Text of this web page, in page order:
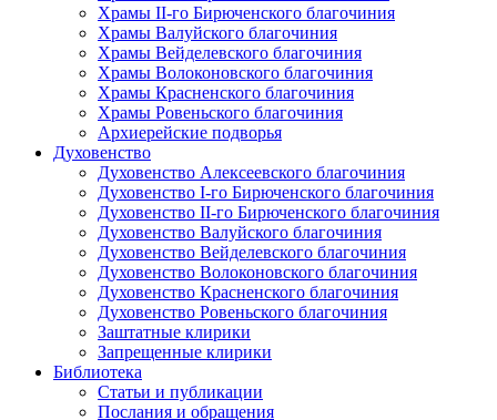
Храмы II-го Бирюченского благочиния
Храмы Валуйского благочиния
Храмы Вейделевского благочиния
Храмы Волоконовского благочиния
Храмы Красненского благочиния
Храмы Ровеньского благочиния
Архиерейские подворья
Духовенство
Духовенство Алексеевского благочиния
Духовенство I-го Бирюченского благочиния
Духовенство II-го Бирюченского благочиния
Духовенство Валуйского благочиния
Духовенство Вейделевского благочиния
Духовенство Волоконовского благочиния
Духовенство Красненского благочиния
Духовенство Ровеньского благочиния
Заштатные клирики
Запрещенные клирики
Библиотека
Статьи и публикации
Послания и обращения